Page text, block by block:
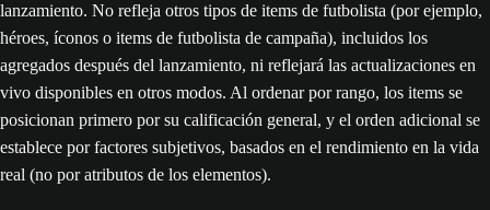
lanzamiento. No refleja otros tipos de items de futbolista (por ejemplo,
héroes, íconos o items de futbolista de campaña), incluidos los
agregados después del lanzamiento, ni reflejará las actualizaciones en
vivo disponibles en otros modos. Al ordenar por rango, los items se
posicionan primero por su calificación general, y el orden adicional se
establece por factores subjetivos, basados en el rendimiento en la vida
real (no por atributos de los elementos).